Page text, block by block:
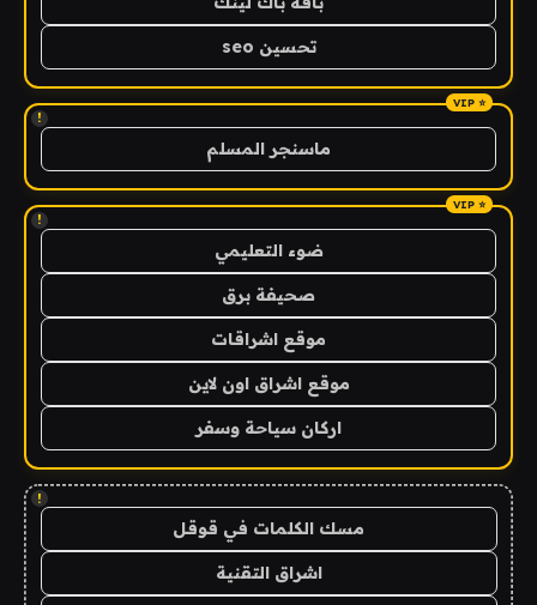
تحسين seo
!
ماسنجر المسلم
!
ضوء التعليمي
صحيفة برق
موقع اشراقات
موقع اشراق اون لاين
اركان سياحة وسفر
!
مسك الكلمات في قوقل
اشراق التقنية